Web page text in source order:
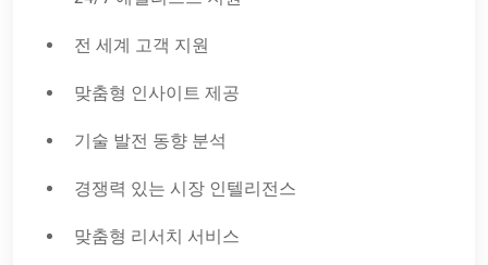
전 세계 고객 지원
맞춤형 인사이트 제공
기술 발전 동향 분석
경쟁력 있는 시장 인텔리전스
맞춤형 리서치 서비스